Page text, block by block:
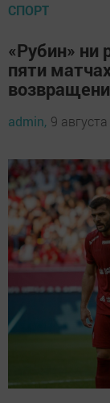
СПОРТ
«Рубин» ни
пяти
admin, 9